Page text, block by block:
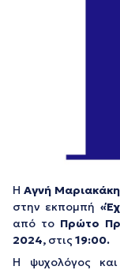
Η Αγνή
στην εκπομπή
από το Πρώτο
2024, στις19:00.
Η ψυχολόγος και